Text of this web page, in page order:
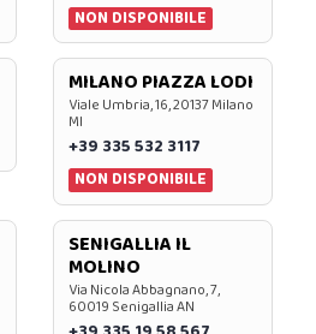
NON DISPONIBILE
MILANO PIAZZA LODI
Viale Umbria, 16, 20137 Milano
MI
+39 335 532 3117
NON DISPONIBILE
SENIGALLIA IL
MOLINO
Via Nicola Abbagnano, 7,
60019 Senigallia AN